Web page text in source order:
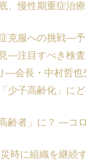
、慢性期重症治
克服への挑戦―
―注目すべき検
―会長・中村哲
少子高齢化」に
齢者」に？ ―コ
時に組織を継続